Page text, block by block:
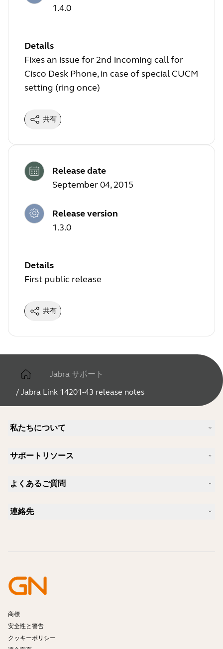
1.4.0
Details
Fixes an issue for 2nd incoming call for
Cisco Desk Phone, in case of special CUCM
setting (ring once)
共有
Release date
September 04, 2015
Release version
1.3.0
Details
First public release
共有
Jabra サポート
/ Jabra Link 14201-43 release notes
私たちについて
キャリア
ニュースとプレスリリース
サポートリソース
ユーザーマニュアル
互換性ガイド
よくあるご質問
iPhone に適したヘッドセットは？
連絡先
企業向け、製品のエンド オブ ライフ ポリシー
開発者プログラム
商標
安全性と警告
クッキーポリシー